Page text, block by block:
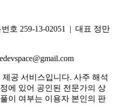
호 259-13-02051 | 대표 정만
공 서비스입니다. 사주 해석
에 있어 공인된 전문가의 상
이 여부는 이용자 본인의 판